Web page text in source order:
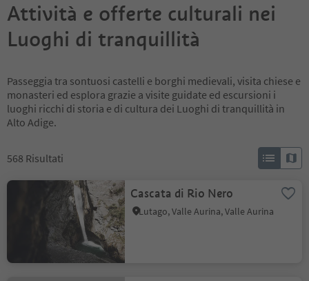
Attività e offerte culturali nei
Luoghi di tranquillità
Passeggia tra sontuosi castelli e borghi medievali, visita chiese e
monasteri ed esplora grazie a visite guidate ed escursioni i
luoghi ricchi di storia e di cultura dei Luoghi di tranquillità in
Alto Adige.
568 Risultati
Cascata di Rio Nero
Lutago, Valle Aurina, Valle Aurina